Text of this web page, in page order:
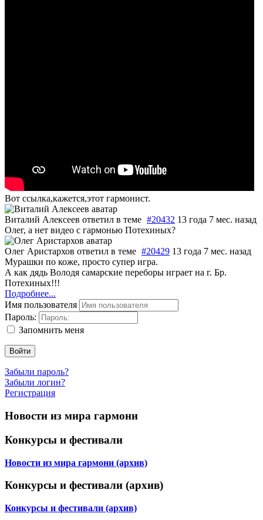
Вот ссылка,кажется,этот гармонист.
Виталий Алексеев ответил в теме #20432 13 года 7 мес. назад
Олег, а нет видео с гармонью Потехиных?
Олег Аристархов ответил в теме #20429 13 года 7 мес. назад
Мурашки по коже, просто супер игра.
А как дядь Володя самарские переборы играет на г. Бр.
Потехиных!!!
Подробнее...
Имя пользователя
Пароль:
Запомнить меня
Войти
Забыли пароль?
Забыли логин?
Регистрация
Новости из мира гармони
Конкурсы и фестивали
Новости из мира гармони (архив)
Конкурсы и фестивали (архив)
Конкурсы и фестивали (архив)